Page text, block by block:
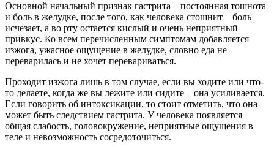
Основной начальный признак гастрита – постоянная тошнота
и боль в желудке, после того, как человека стошнит – боль
исчезает, а во рту остается кислый и очень неприятный
привкус. Ко всем перечисленным симптомам добавляется
изжога, ужасное ощущение в желудке, словно еда не
переварилась и не хочет перевариваться.
Проходит изжога лишь в том случае, если вы ходите или что-
то делаете, когда же вы лежите или сидите – она усиливается.
Если говорить об интоксикации, то стоит отметить, что она
может быть следствием гастрита. У человека появляется
общая слабость, головокружение, неприятные ощущения в
теле и невозможность сосредоточиться.